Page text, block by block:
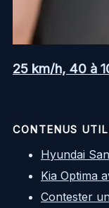
25 km/h, 40 à
CONTENUS
Hyundai
Kia Optima
Contester